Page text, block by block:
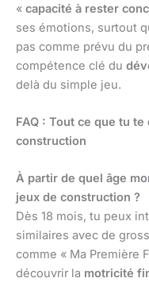
« capacité à rester
ses émotions, surtout
pas comme prévu du
compétence clé du
delà du simple jeu.
FAQ : Tout ce que tu
construction
À partir de quel âge
jeux de construction ?
Dès 18 mois, tu peux
similaires avec de
comme « Ma Première
découvrir la motricité